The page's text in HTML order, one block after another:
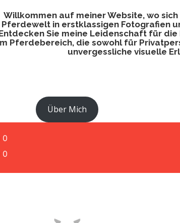
Willkommen auf meiner Website, wo
Pferdewelt in erstklassigen Fotografien
Sie meine Leidenschaft für
Pferdebereich, die sowohl für
unvergessliche visuelle
Über Mich
0
0